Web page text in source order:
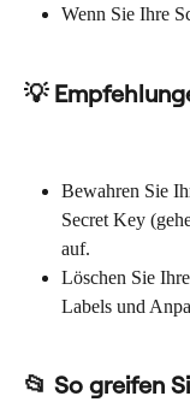
Wenn Sie Ihre
💡
Bewahren Sie
Secret Key
auf.
Löschen Sie
Labels und
📂 So greifen